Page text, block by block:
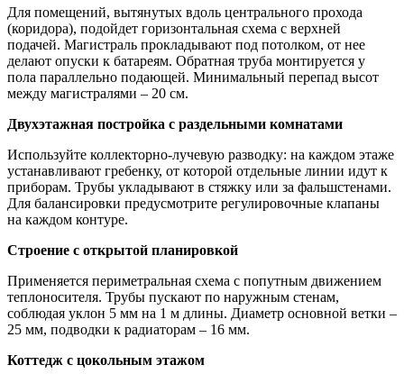
Для помещений, вытянутых вдоль центрального прохода
(коридора), подойдет горизонтальная схема с верхней
подачей. Магистраль прокладывают под потолком, от нее
делают опуски к батареям. Обратная труба монтируется у
пола параллельно подающей. Минимальный перепад высот
между магистралями – 20 см.
Двухэтажная постройка с раздельными комнатами
Используйте коллекторно-лучевую разводку: на каждом этаже
устанавливают гребенку, от которой отдельные линии идут к
приборам. Трубы укладывают в стяжку или за фальшстенами.
Для балансировки предусмотрите регулировочные клапаны
на каждом контуре.
Строение с открытой планировкой
Применяется периметральная схема с попутным движением
теплоносителя. Трубы пускают по наружным стенам,
соблюдая уклон 5 мм на 1 м длины. Диаметр основной ветки –
25 мм, подводки к радиаторам – 16 мм.
Коттедж с цокольным этажом